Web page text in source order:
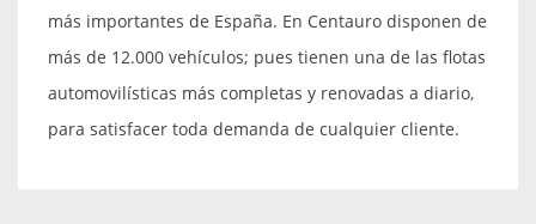
más importantes de España. En Centauro disponen de
más de 12.000 vehículos; pues tienen una de las flotas
automovilísticas más completas y renovadas a diario,
para satisfacer toda demanda de cualquier cliente.